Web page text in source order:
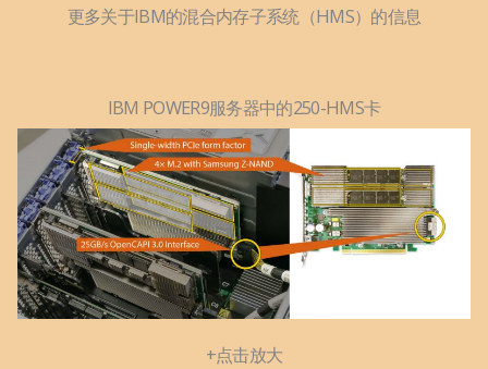
更多关于IBM的混合内存子系统（HMS）的信息
IBM POWER9服务器中的250-HMS卡
+点击放大